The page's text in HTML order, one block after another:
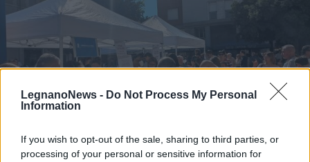
LegnanoNews - Do Not Process My Personal
Information
If you wish to opt-out of the sale, sharing to third parties, or
processing of your personal or sensitive information for